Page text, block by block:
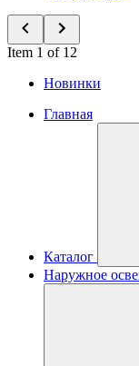
Item 1 of 12
Новинки
Главная
Каталог
Наружное